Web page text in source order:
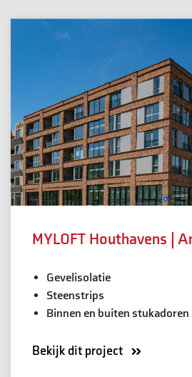
MYLOFT Houthavens |
Gevelisolatie
Steenstrips
Binnen en buiten stukadoren
Bekijk dit project